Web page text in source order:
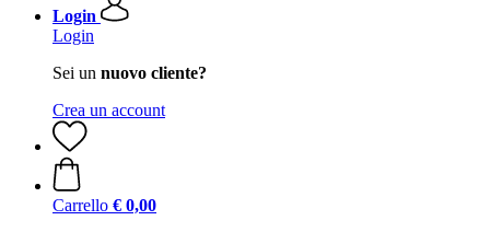
Login
Login
Sei un nuovo cliente?
Crea un account
Carrello € 0,00